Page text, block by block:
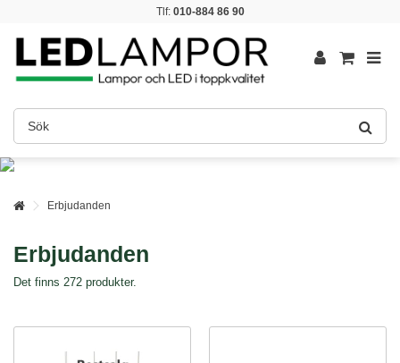
Tlf: 010-884 86 90
Erbjudanden
Erbjudanden
Det finns 272 produkter.